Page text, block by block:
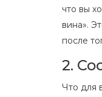
что вы
вина».
после
2.
Что для